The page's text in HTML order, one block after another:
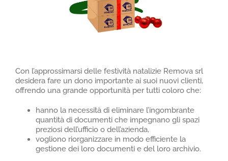
Con l’approssimarsi delle festività natalizie Remova srl
desidera fare un dono importante ai suoi nuovi clienti,
offrendo una grande opportunità per tutti coloro che:
hanno la necessità di eliminare l’ingombrante
quantità di documenti che impegnano gli spazi
preziosi dell’ufficio o dell’azienda,
vogliono riorganizzare in modo efficiente la
gestione dei loro documenti e del loro archivio.